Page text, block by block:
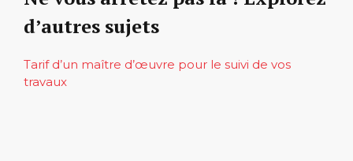
d’autres sujets
Tarif d’un maître d’œuvre pour le suivi de vos
travaux